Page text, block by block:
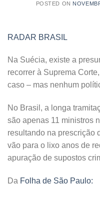
POSTED ON
RADAR BRASIL
Na Suécia, existe a
recorrer à Suprema
caso – mas nenhum
No Brasil, a longa
são apenas 11 ministros
resultando na prescrição
vão para o lixo anos de
apuração de supostos
Da Folha de São Paulo: